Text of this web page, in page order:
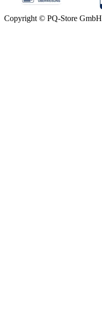
Copyright © PQ-Store GmbH